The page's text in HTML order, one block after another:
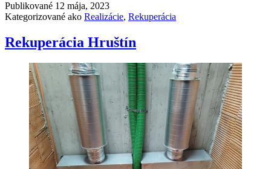
Publikované 12 mája, 2023
Kategorizované ako Realizácie, Rekuperácia
Rekuperácia Hruštín